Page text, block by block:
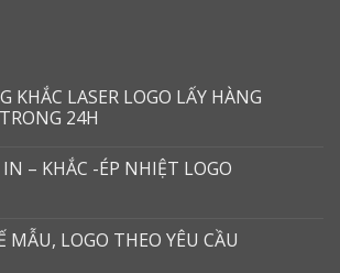
KHẮC LASER LOGO LẤY HÀNG
24H
– KHẮC -ÉP NHIỆT LOGO
MẪU, LOGO THEO YÊU CẦU